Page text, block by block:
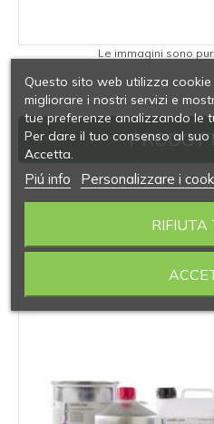
Le immagini sono
Questo sito web utilizza
migliorare i nostri servizi e
tue preferenze analizzando le
Per dare il tuo consenso al suo
Accetta.
Piú info Personalizzare i
RIFIUTA